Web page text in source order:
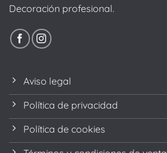
Decoración profesional.
Aviso legal
Política de privacidad
Política de cookies